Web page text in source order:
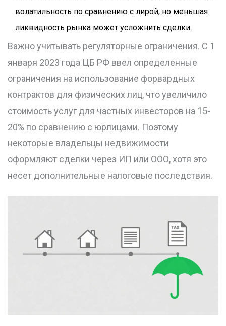
волатильность по сравнению с лирой, но меньшая
ликвидность рынка может усложнить сделки.
Важно учитывать регуляторные ограничения. С 1
января 2023 года ЦБ РФ ввел определенные
ограничения на использование форвардных
контрактов для физических лиц, что увеличило
стоимость услуг для частных инвесторов на 15-
20% по сравнению с юрлицами. Поэтому
некоторые владельцы недвижимости
оформляют сделки через ИП или ООО, хотя это
несет дополнительные налоговые последствия.